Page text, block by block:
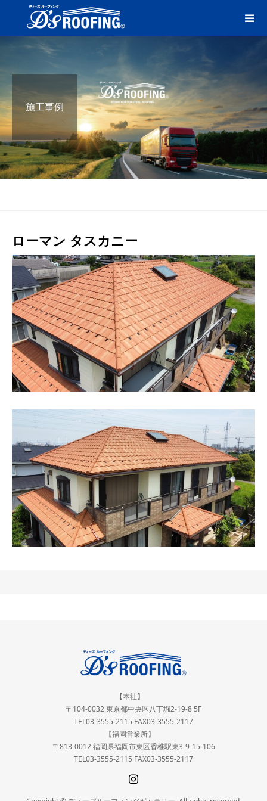
施工事例
ローマン タスカニー
【本社】
〒104-0032 東京都中央区八丁堀2-19-8 5F
TEL03-3555-2115 FAX03-3555-2117
【福岡営業所】
〒813-0012 福岡県福岡市東区香椎駅東3-9-15-106
TEL03-3555-2115 FAX03-3555-2117